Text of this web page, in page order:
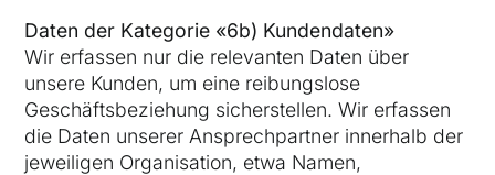
Daten der Kategorie «6b) Kundendaten»
Wir erfassen nur die relevanten Daten über
unsere Kunden, um eine reibungslose
Geschäftsbeziehung sicherstellen. Wir erfassen
die Daten unserer Ansprechpartner innerhalb der
jeweiligen Organisation, etwa Namen,